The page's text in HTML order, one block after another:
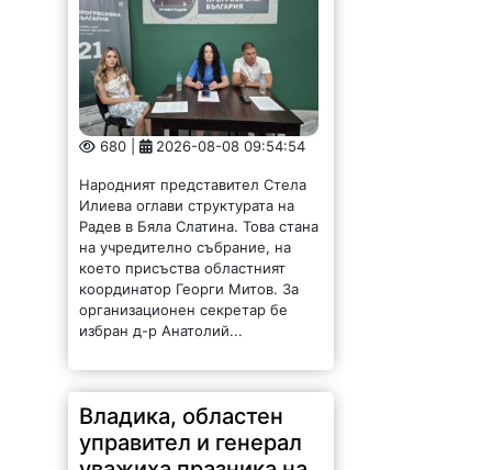
Народният представител Стела
Илиева оглави структурата на
Радев в Бяла Слатина. Това стана
на учредително събрание, на
което присъства областният
координатор Георги Митов. За
организационен секретар бе
Владика, областен
управител и генерал
уважиха празника на
Вършец /СНИМКИ/